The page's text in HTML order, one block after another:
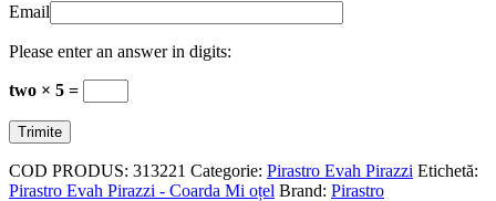
Email
Please enter an answer in digits:
two × 5 =
COD PRODUS: 313221 Categorie: Pirastro Evah Pirazzi Etichetă:
Pirastro Evah Pirazzi - Coarda Mi oțel Brand: Pirastro